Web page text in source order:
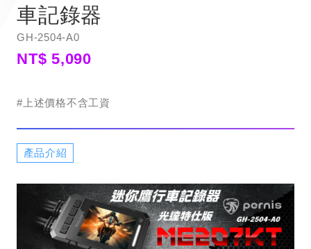
車記錄器
GH-2504-A0
NT$ 5,090
#上述價格不含工資
產品介紹